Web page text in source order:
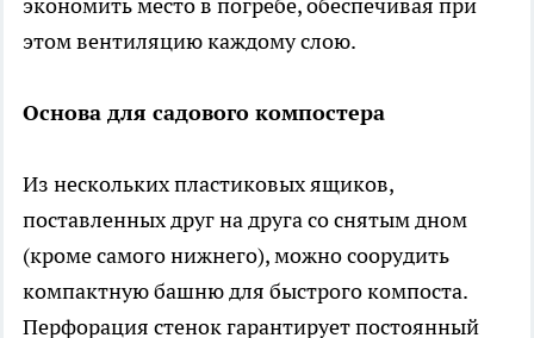
экономить место в погребе, обеспечивая при
этом вентиляцию каждому слою.
Основа для садового компостера
Из нескольких пластиковых ящиков,
поставленных друг на друга со снятым дном
(кроме самого нижнего), можно соорудить
компактную башню для быстрого компоста.
Перфорация стенок гарантирует постоянный